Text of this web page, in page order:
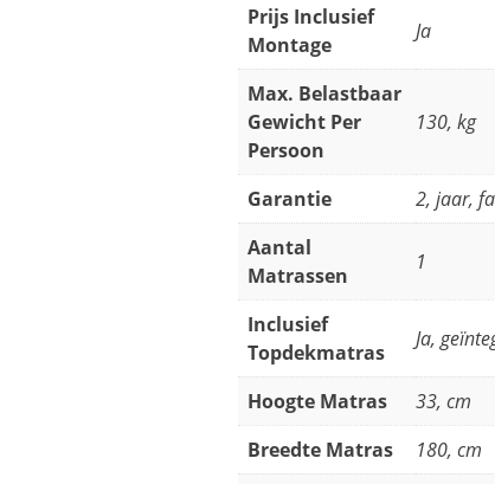
Prijs Inclusief
Montage
Ja
Max. Belastbaar
Gewicht Per
Persoon
130, kg
Garantie
2, jaar,
Aantal
Matrassen
1
Inclusief
Topdekmatras
Ja,
Hoogte Matras
33, cm
Breedte Matras
180, cm